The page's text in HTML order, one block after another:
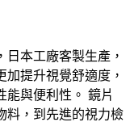
日本工廠客製生產，
提升視覺舒適度，
能與便利性。 鏡片
料，到先進的視力檢